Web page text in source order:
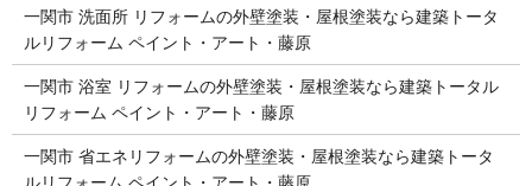
一関市 洗面所 リフォームの外壁塗装・屋根塗装なら建築トータ
ルリフォーム ペイント・アート・藤原
一関市 浴室 リフォームの外壁塗装・屋根塗装なら建築トータル
リフォーム ペイント・アート・藤原
一関市 省エネリフォームの外壁塗装・屋根塗装なら建築トータ
ルリフォーム ペイント・アート・藤原